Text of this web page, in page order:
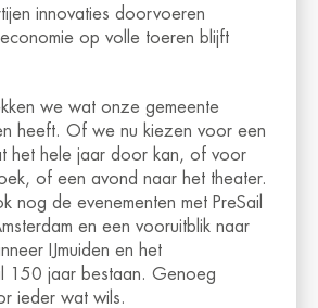
innovaties doorvoeren
op volle toeren blijft
we wat onze gemeente
heeft. Of we nu kiezen voor een
het hele jaar door kan, of voor
of een avond naar het theater.
nog de evenementen met PreSail
en een vooruitblik naar
IJmuiden en het
150 jaar bestaan. Genoeg
ieder wat wils.